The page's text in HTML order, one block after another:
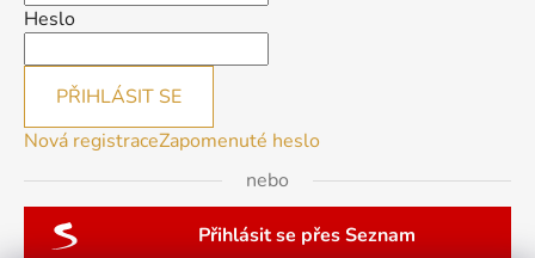
Heslo
PŘIHLÁSIT SE
Nová registraceZapomenuté heslo
nebo
Přihlásit se přes Seznam